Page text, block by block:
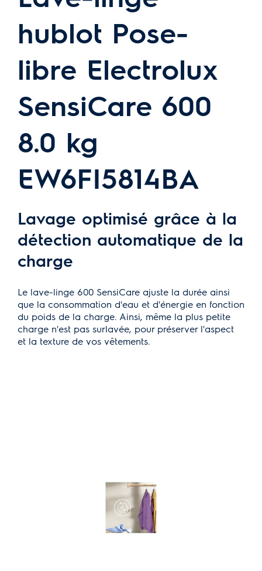
hublot Pose-
libre Electrolux
SensiCare 600
8.0 kg
EW6FI5814BA
Lavage optimisé grâce à la
détection automatique de la
charge
Le lave-linge 600 SensiCare ajuste la durée ainsi
que la consommation d'eau et d'énergie en fonction
du poids de la charge. Ainsi, même la plus petite
charge n'est pas surlavée, pour préserver l'aspect
et la texture de vos vêtements.